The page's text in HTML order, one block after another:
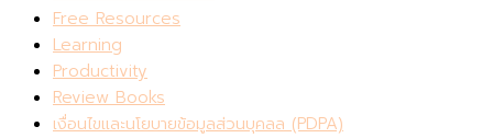
Free Resources
Learning
Productivity
Review Books
เงื่อนไขและนโยบายข้อมูลส่วนบุคลล (PDPA)